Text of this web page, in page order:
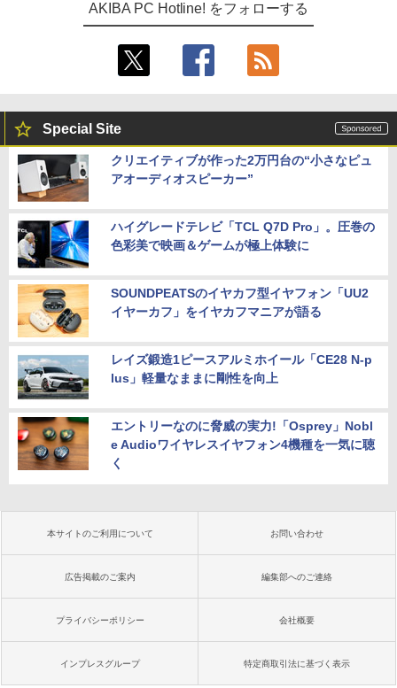
AKIBA PC Hotline! をフォローする
Special Site
クリエイティブが作った2万円台の“小さなピュ
アオーディオスピーカー”
ハイグレードテレビ「TCL Q7D Pro」。圧巻の
色彩美で映画＆ゲームが極上体験に
SOUNDPEATSのイヤカフ型イヤフォン「UU2
イヤーカフ」をイヤカフマニアが語る
レイズ鍛造1ピースアルミホイール「CE28 N-p
lus」軽量なままに剛性を向上
エントリーなのに脅威の実力!「Osprey」Nobl
e Audioワイヤレスイヤフォン4機種を一気に聴
く
本サイトのご利用について お問い合わせ
広告掲載のご案内 編集部へのご連絡
プライバシーポリシー 会社概要
インプレスグループ 特定商取引法に基づく表示